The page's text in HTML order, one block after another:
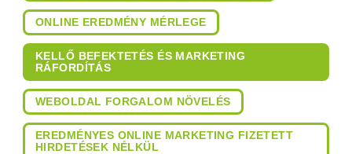
ONLINE EREDMÉNY MÉRLEGE
KELLŐ BEFEKTETÉS ÉS MARKETING
RÁFORDÍTÁS
WEBOLDAL FORGALOM NÖVELÉS
EREDMÉNYES ONLINE MARKETING FIZETETT
HIRDETÉSEK NÉLKÜL